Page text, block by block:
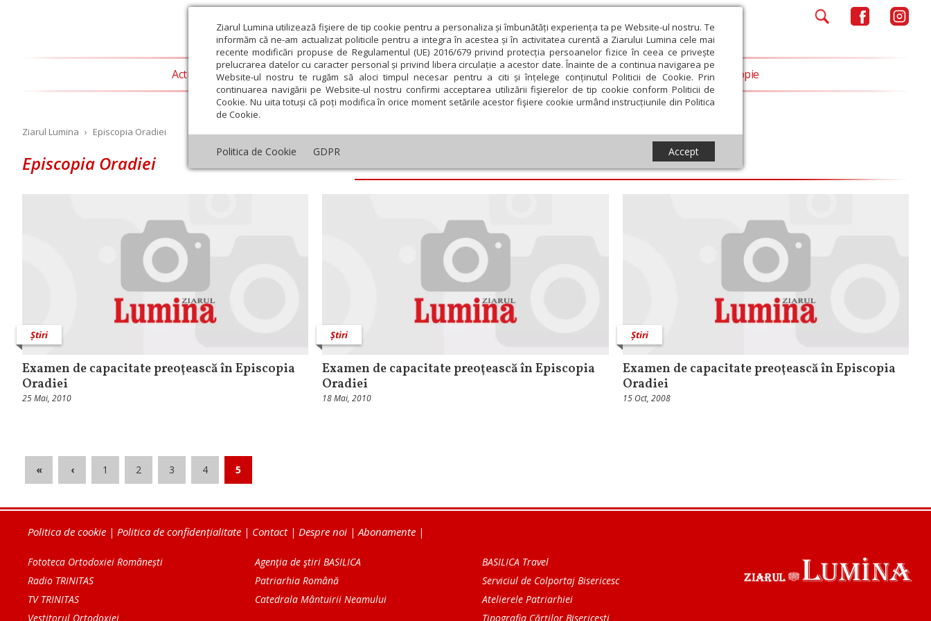
Ziarul Lumina utilizează fişiere de tip cookie pentru a personaliza și îmbunătăți experiența ta pe Website-ul nostru. Te
informăm că ne-am actualizat politicile pentru a integra în acestea și în activitatea curentă a Ziarului Lumina cele mai
recente modificări propuse de Regulamentul (UE) 2016/679 privind protecția persoanelor fizice în ceea ce privește
prelucrarea datelor cu caracter personal și privind libera circulație a acestor date. Înainte de a continua navigarea pe
Website-ul nostru te rugăm să aloci timpul necesar pentru a citi și înțelege conținutul Politicii de Cookie. Prin
continuarea navigării pe Website-ul nostru confirmi acceptarea utilizării fişierelor de tip cookie conform Politicii de
Cookie. Nu uita totuși că poți modifica în orice moment setările acestor fişiere cookie urmând instrucțiunile din Politica
de Cookie.
Politica de Cookie GDPR Accept
Actualitate religioasă Teologie și spiritualitate Educaţie și Cultură Societate Opinii Filantropie
Ziarul Lumina › Episcopia Oradiei
Episcopia Oradiei
Știri
Examen de capacitate preoţească în Episcopia
Oradiei
25 Mai, 2010
Știri
Examen de capacitate preoţească în Episcopia
Oradiei
18 Mai, 2010
Știri
Examen de capacitate preoţească în Episcopia
Oradiei
15 Oct, 2008
« ‹ 1 2 3 4 5
Politica de cookie | Politica de confidențialitate | Contact| Despre noi |Abonamente |
Fototeca Ortodoxiei Românești
Radio TRINITAS
TV TRINITAS
Vestitorul Ortodoxiei
Agenţia de ştiri BASILICA
Patriarhia Română
Catedrala Mântuirii Neamului
BASILICA Travel
Serviciul de Colportaj Bisericesc
Atelierele Patriarhiei
Tipografia Cărţilor Bisericeşti